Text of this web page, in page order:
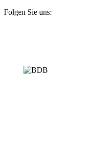
Folgen Sie uns: